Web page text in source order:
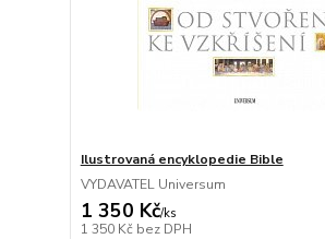
Ilustrovaná encyklopedie Bible
VYDAVATEL Universum
1 350 Kč/ks
1 350 Kč bez DPH